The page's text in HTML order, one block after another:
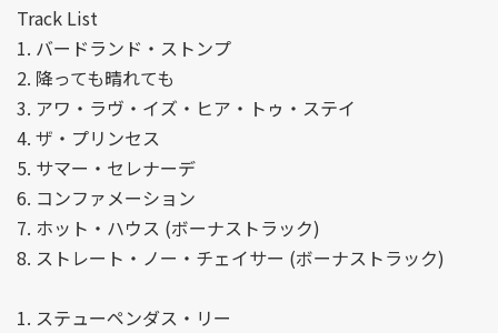
Track List
1. バードランド・ストンプ
2. 降っても晴れても
3. アワ・ラヴ・イズ・ヒア・トゥ・ステイ
4. ザ・プリンセス
5. サマー・セレナーデ
6. コンファメーション
7. ホット・ハウス (ボーナストラック)
8. ストレート・ノー・チェイサー (ボーナストラック)
1. ステューペンダス・リー